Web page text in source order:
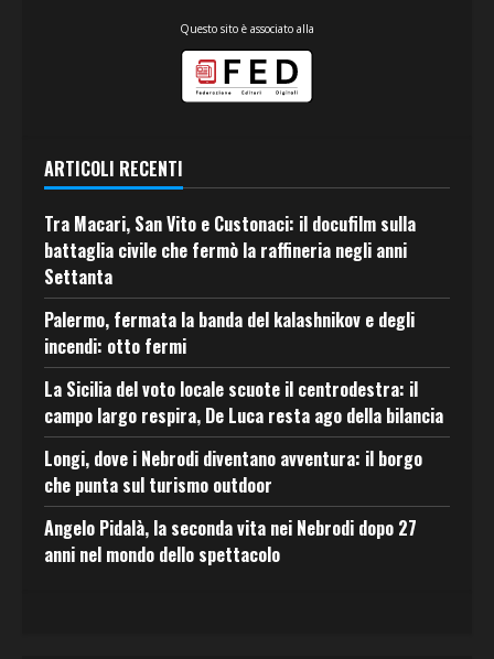
Questo sito è associato alla
ARTICOLI RECENTI
Tra Macari, San Vito e Custonaci: il docufilm sulla
battaglia civile che fermò la raffineria negli anni
Settanta
Palermo, fermata la banda del kalashnikov e degli
incendi: otto fermi
La Sicilia del voto locale scuote il centrodestra: il
campo largo respira, De Luca resta ago della bilancia
Longi, dove i Nebrodi diventano avventura: il borgo
che punta sul turismo outdoor
Angelo Pidalà, la seconda vita nei Nebrodi dopo 27
anni nel mondo dello spettacolo